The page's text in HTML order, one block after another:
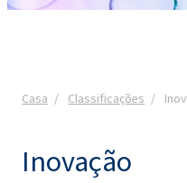
Casa Classificações
Inovação